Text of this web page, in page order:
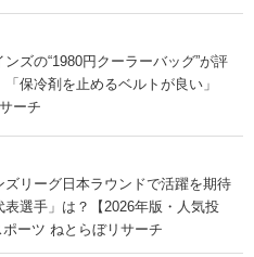
ズの“1980円クーラーバッグ”が評
保冷剤を止めるベルトが良い」
ーチ
ズリーグ日本ラウンドで活躍を期待
選手」は？【2026年版・人気投
ーツ ねとらぼリサーチ